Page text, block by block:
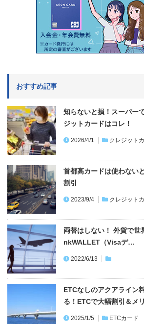
おすすめ記事
知らないと損！スーパー
ジットカードはコレ！
2026/4/1 クレジット
首都高カードは使わない
割引
2023/9/4 クレジット
両替はしない！ 外貨で
nkWALLET（Visaデ…
2022/6/13
ETCなしのアクアライン
る！ETCで大幅割引＆メ
2025/1/5 ETCカード